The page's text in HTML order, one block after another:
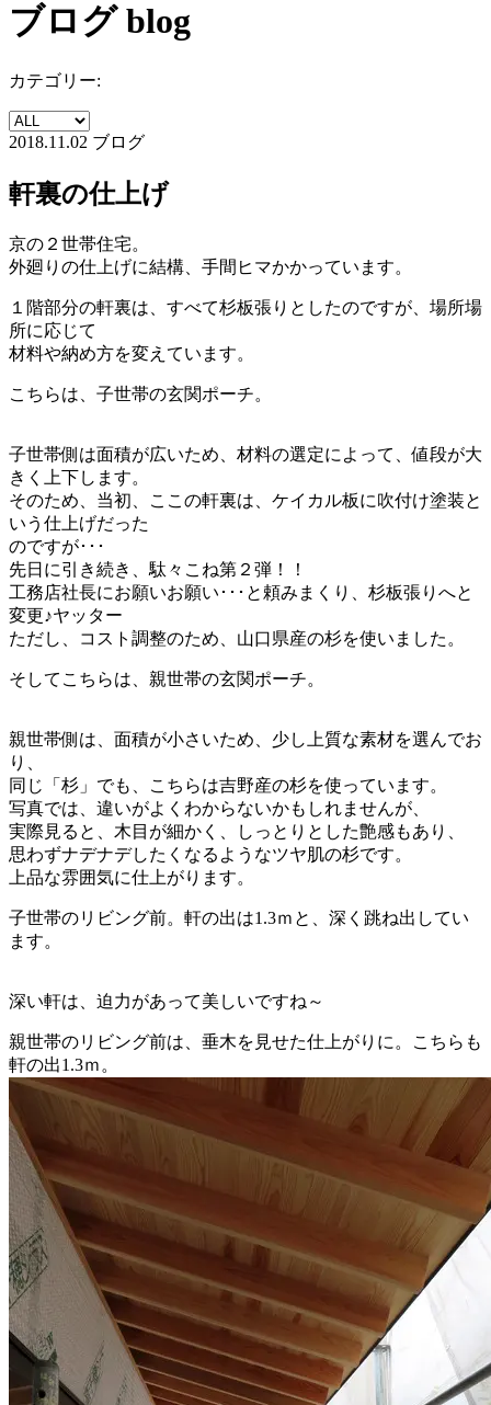
ブログ blog
カテゴリー:
2018.11.02 ブログ
軒裏の仕上げ
京の２世帯住宅。
外廻りの仕上げに結構、手間ヒマかかっています。
１階部分の軒裏は、すべて杉板張りとしたのですが、場所場
所に応じて
材料や納め方を変えています。
こちらは、子世帯の玄関ポーチ。
子世帯側は面積が広いため、材料の選定によって、値段が大
きく上下します。
そのため、当初、ここの軒裏は、ケイカル板に吹付け塗装と
いう仕上げだった
のですが･･･
先日に引き続き、駄々こね第２弾！！
工務店社長にお願いお願い･･･と頼みまくり、杉板張りへと
変更♪ヤッター
ただし、コスト調整のため、山口県産の杉を使いました。
そしてこちらは、親世帯の玄関ポーチ。
親世帯側は、面積が小さいため、少し上質な素材を選んでお
り、
同じ「杉」でも、こちらは吉野産の杉を使っています。
写真では、違いがよくわからないかもしれませんが、
実際見ると、木目が細かく、しっとりとした艶感もあり、
思わずナデナデしたくなるようなツヤ肌の杉です。
上品な雰囲気に仕上がります。
子世帯のリビング前。軒の出は1.3ｍと、深く跳ね出してい
ます。
深い軒は、迫力があって美しいですね～
親世帯のリビング前は、垂木を見せた仕上がりに。こちらも
軒の出1.3ｍ。